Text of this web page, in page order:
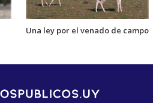
Una ley por el venado de campo